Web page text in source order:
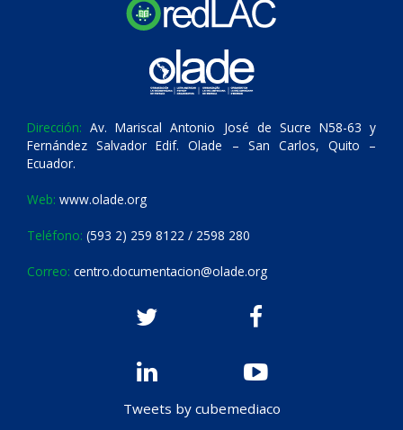
Dirección: Av. Mariscal Antonio José de Sucre N58-63 y
Fernández Salvador Edif. Olade – San Carlos, Quito –
Ecuador.
Web: www.olade.org
Teléfono: (593 2) 259 8122 / 2598 280
Correo: centro.documentacion@olade.org
Tweets by cubemediaco